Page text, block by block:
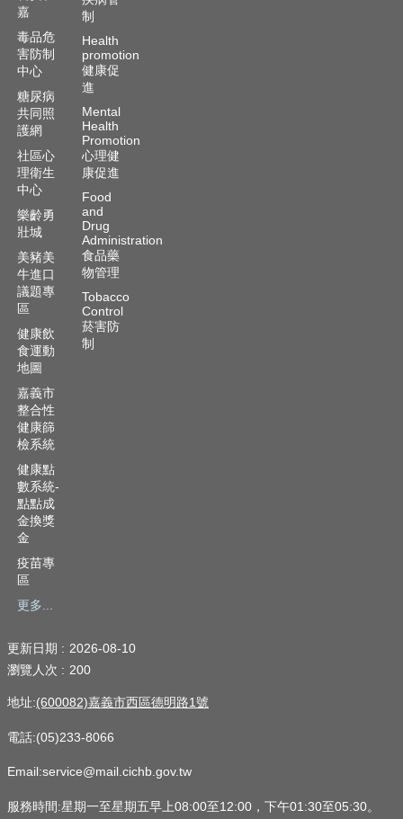
資
訊
安
全
政
策
私
權
政
策
資
料
開
放
宣
告
嘉
毒品危
害防制
中心
糖尿病
共同照
護網
社區心
理衛生
中心
樂齡勇
壯城
美豬美
牛進口
議題專
區
健康飲
食運動
地圖
嘉義市
整合性
健康篩
檢系統
健康點
數系統-
點點成
金換獎
金
疫苗專
區
更多...
制
Health
promotion
健康促
進
Mental
Health
Promotion
心理健
康促進
Food
and
Drug
Administration
食品藥
物管理
Tobacco
Control
菸害防
制
更新日期
2026-08-10
瀏覽人次
200
地址:(600082)嘉義市西區德明路1號
電話:(05)233-8066
Email:service@mail.cichb.gov.tw
服務時間:星期一至星期五早上08:00至12:00，下午01:30至05:30。